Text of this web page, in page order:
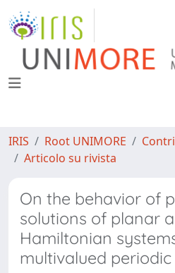
IRIS Root UNIMORE
Articolo su rivista
On the behavior of
solutions of planar
Hamiltonian
multivalued